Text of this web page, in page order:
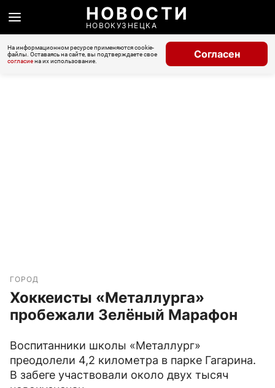
НОВОСТИ
НОВОКУЗНЕЦКА
На информационном ресурсе применяются cookie-
файлы. Оставаясь на сайте, вы подтверждаете свое
согласиена их использование.
Согласен
ГОРОД
Хоккеисты «Металлурга»
пробежали Зелёный Марафон
Воспитанники школы «Металлург»
преодолели 4,2 километра в парке Гагарина.
В забеге участвовали около двух тысяч